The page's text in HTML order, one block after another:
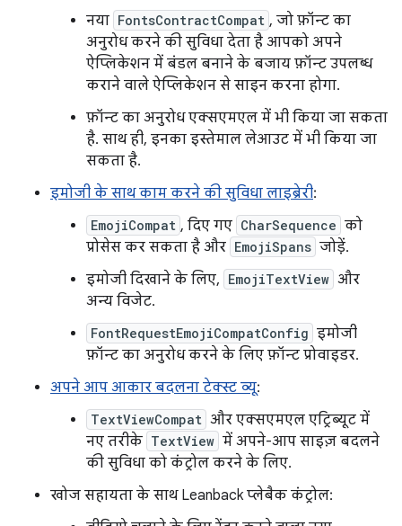
नया FontsContractCompat , जो फ़ॉन्ट का
अनुरोध करने की सुविधा देता है आपको अपने
ऐप्लिकेशन में बंडल बनाने के बजाय फ़ॉन्ट उपलब्ध
कराने वाले ऐप्लिकेशन से साइन करना होगा.
फ़ॉन्ट का अनुरोध एक्सएमएल में भी किया जा सकता
है. साथ ही, इनका इस्तेमाल लेआउट में भी किया जा
सकता है.
इमोजी के साथ काम करने की सुविधा लाइब्रेरी:
EmojiCompat , दिए गए CharSequence को
प्रोसेस कर सकता है और EmojiSpans जोड़ें.
इमोजी दिखाने के लिए, EmojiTextView और
अन्य विजेट.
FontRequestEmojiCompatConfig इमोजी
फ़ॉन्ट का अनुरोध करने के लिए फ़ॉन्ट प्रोवाइडर.
अपने आप आकार बदलना टेक्स्ट व्यू:
TextViewCompat और एक्सएमएल एट्रिब्यूट में
नए तरीके TextView में अपने-आप साइज़ बदलने
की सुविधा को कंट्रोल करने के लिए.
खोज सहायता के साथ Leanback प्लेबैक कंट्रोल: